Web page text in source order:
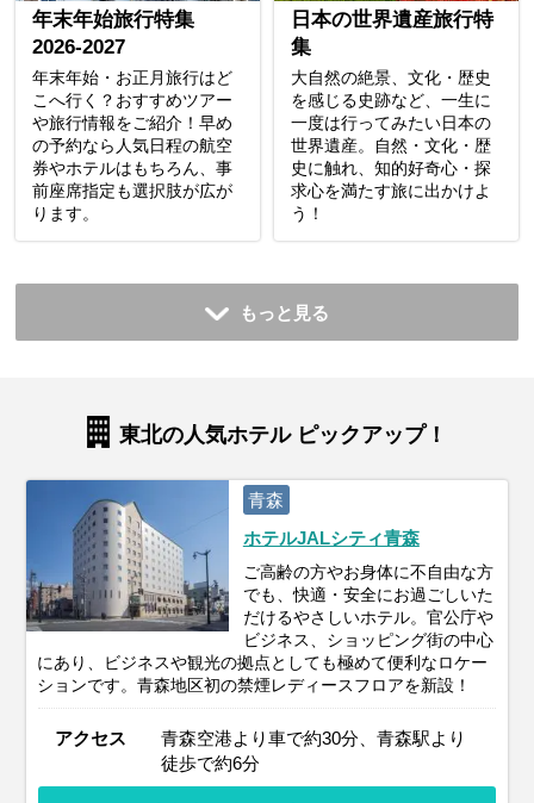
年末年始旅行特集
2026-2027
年末年始・お正月旅行はど
こへ行く？おすすめツアー
や旅行情報をご紹介！早め
の予約なら人気日程の航空
券やホテルはもちろん、事
前座席指定も選択肢が広が
ります。
日本の世界遺産旅行特
集
大自然の絶景、文化・歴史
を感じる史跡など、一生に
一度は行ってみたい日本の
世界遺産。自然・文化・歴
史に触れ、知的好奇心・探
求心を満たす旅に出かけよ
う！
もっと見る
東北の人気ホテル ピックアップ！
青森
ホテルJALシティ青森
ご高齢の方やお身体に不自由な方
でも、快適・安全にお過ごしいた
だけるやさしいホテル。官公庁や
ビジネス、ショッピング街の中心
にあり、ビジネスや観光の拠点としても極めて便利なロケー
ションです。青森地区初の禁煙レディースフロアを新設！
アクセス
青森空港より車で約30分、青森駅より
徒歩で約6分